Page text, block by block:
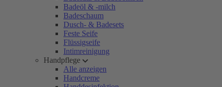
Badeöl & -milch
Badeschaum
Dusch- & Badesets
Feste Seife
Flüssigseife
Intimreinigung
Handpflege
Alle anzeigen
Handcreme